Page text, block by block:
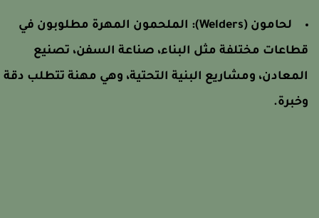
لحامون (Welders):
الملحمون المهرة مطلوبون في
مختلفة مثل البناء، صناعة السفن، تصنيع
ومشاريع البنية التحتية، وهي مهنة تتطلب دقة